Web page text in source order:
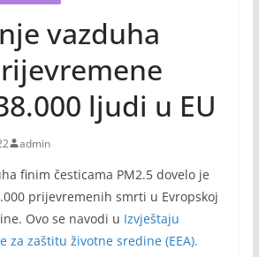
vazduha
ljudi u EU
admin
finim česticama PM2.5 dovelo je
prijevremenih smrti u Evropskoj
Ovo se navodi u Izvještaju
za zaštitu životne sredine (EEA).